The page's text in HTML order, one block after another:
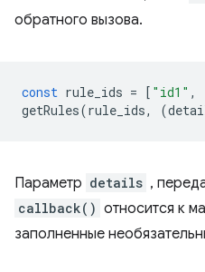
обратного вызова.
const rule_ids = [ "id1" ,
getRules(rule_ids, (
Параметр details ,
callback() относится к
заполненные